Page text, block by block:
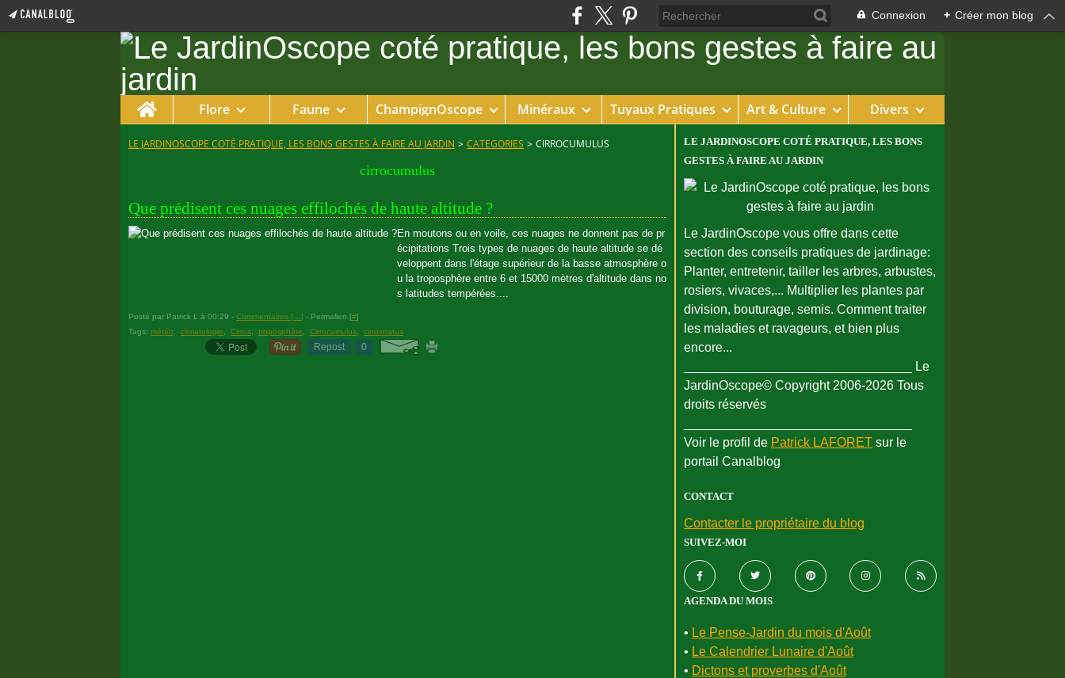
Connexion + Créer mon blog
Home Flore Faune ChampignOscope Minéraux Tuyaux Pratiques Art & Culture Divers
LE JARDINOSCOPE COTÉ PRATIQUE, LES BONS GESTES À FAIRE AU JARDIN > CATEGORIES > CIRROCUMULUS
cirrocumulus
Que prédisent ces nuages effilochés de haute altitude ?
En moutons ou en voile, ces nuages ne donnent pas de pr
écipitations Trois types de nuages de haute altitude se dé
veloppent dans l'étage supérieur de la basse atmosphère o
u la troposphère entre 6 et 15000 mètres d'altitude dans no
s latitudes tempérées....
Posté par Patrick L à 00:29 - Commentaires [ ] - Permalien [#]
Tags: météo climatologie Cirrus troposphère Cirrocumulus cirrostratus
Repost 0
LE JARDINOSCOPE COTÉ PRATIQUE, LES BONS
GESTES À FAIRE AU JARDIN
Le JardinOscope vous offre dans cette
section des conseils pratiques de jardinage:
Planter, entretenir, tailler les arbres, arbustes,
rosiers, vivaces,... Multiplier les plantes par
division, bouturage, semis. Comment traiter
les maladies et ravageurs, et bien plus
encore...
________________________________ Le
JardinOscope© Copyright 2006-2026 Tous
droits réservés
Voir le profil de Patrick LAFORET sur le
portail Canalblog
CONTACT
Contacter le propriétaire du blog
SUIVEZ-MOI
AGENDA DU MOIS
• Le Pense-Jardin du mois d'Août
• Le Calendrier Lunaire d'Août
• Dictons et proverbes d'Août